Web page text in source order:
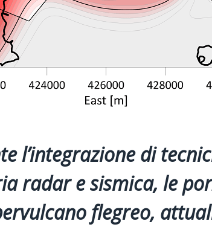
l’integrazione di
radar e sismica, le
flegreo,